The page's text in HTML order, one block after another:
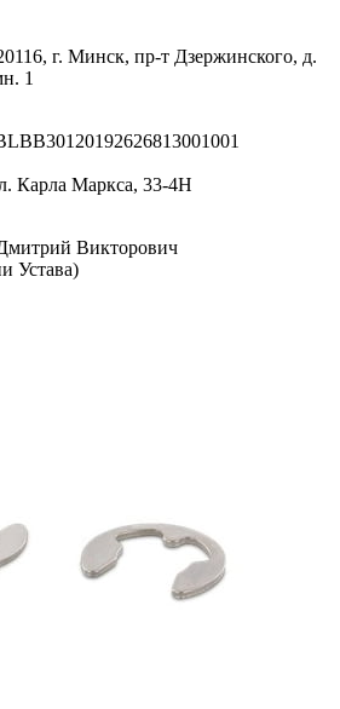
г. Минск, пр-т Дзержинского, д.
1
Карла Маркса, 33-4Н
Викторович
Устава)